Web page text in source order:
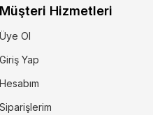
Müşteri Hizmetleri
Üye Ol
Giriş Yap
Hesabım
Siparişlerim